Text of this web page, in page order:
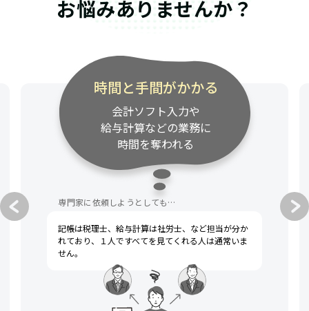
お悩みありませんか？
時間と手間がかかる
会計ソフト入力や
給与計算などの業務に
時間を奪われる
専門家に依頼しようとしても…
記帳は税理士、給与計算は社労士、など担当が分か
れており、１人ですべてを見てくれる人は通常いま
せん。